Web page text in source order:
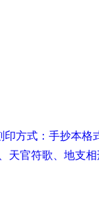
方式：手抄本
天官符歌、地支